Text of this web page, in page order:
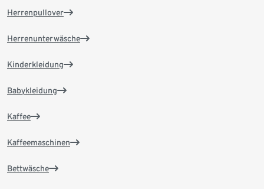
Herrenpullover
Herrenunterwäsche
Kinderkleidung
Babykleidung
Kaffee
Kaffeemaschinen
Bettwäsche